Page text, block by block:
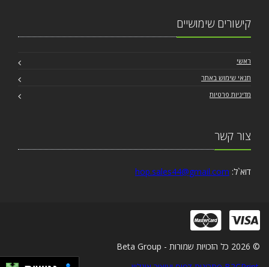
קישורים שימושיים
ראשי
תנאי שימוש באתר
מדיניות פרטיות
צור קשר
דוא`ל: hop.sales44@gmail.com
© 2026 כל הזכויות שמורות - Beta Group